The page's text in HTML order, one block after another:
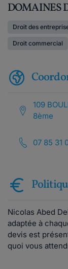
DOMAINES
Droit des
Droit commercial
109
8ème
07 85 31
Nicolas Abed
adaptée à
devis est
quoi vous